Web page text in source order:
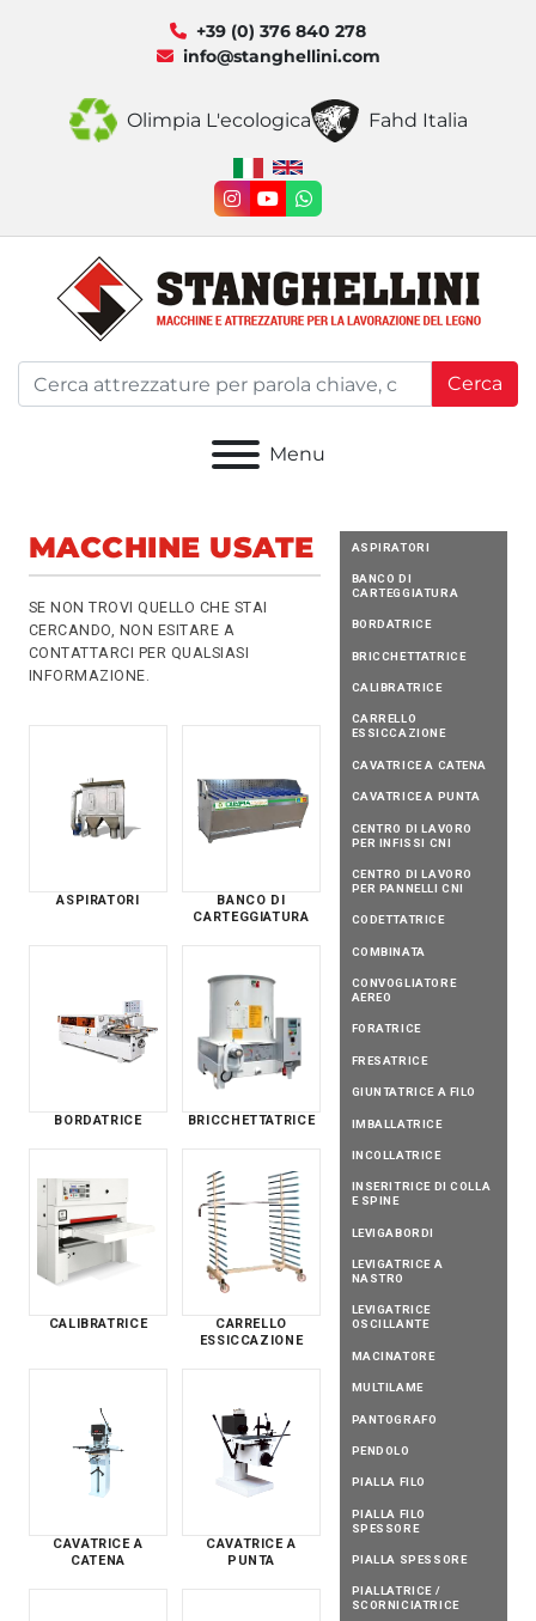
+39 (0) 376 840 278
info@stanghellini.com
Olimpia L'ecologica Fahd Italia
instagram
youtubewhatsapp
Cerca
Menu
MACCHINE USATE
SE NON TROVI QUELLO CHE STAI
CERCANDO, NON ESITARE A
CONTATTARCI PER QUALSIASI
INFORMAZIONE.
ASPIRATORI
BANCO DI
CARTEGGIATURA
BORDATRICE BRICCHETTATRICE
CALIBRATRICE
CARRELLO
ESSICCAZIONE
CAVATRICE A
CATENA
CAVATRICE A
PUNTA
ASPIRATORI
BANCO DI
CARTEGGIATURA
BORDATRICE
BRICCHETTATRICE
CALIBRATRICE
CARRELLO
ESSICCAZIONE
CAVATRICE A CATENA
CAVATRICE A PUNTA
CENTRO DI LAVORO
PER INFISSI CNI
CENTRO DI LAVORO
PER PANNELLI CNI
CODETTATRICE
COMBINATA
CONVOGLIATORE
AEREO
FORATRICE
FRESATRICE
GIUNTATRICE A FILO
IMBALLATRICE
INCOLLATRICE
INSERITRICE DI COLLA
E SPINE
LEVIGABORDI
LEVIGATRICE A
NASTRO
LEVIGATRICE
OSCILLANTE
MACINATORE
MULTILAME
PANTOGRAFO
PENDOLO
PIALLA FILO
PIALLA FILO
SPESSORE
PIALLA SPESSORE
PIALLATRICE /
SCORNICIATRICE